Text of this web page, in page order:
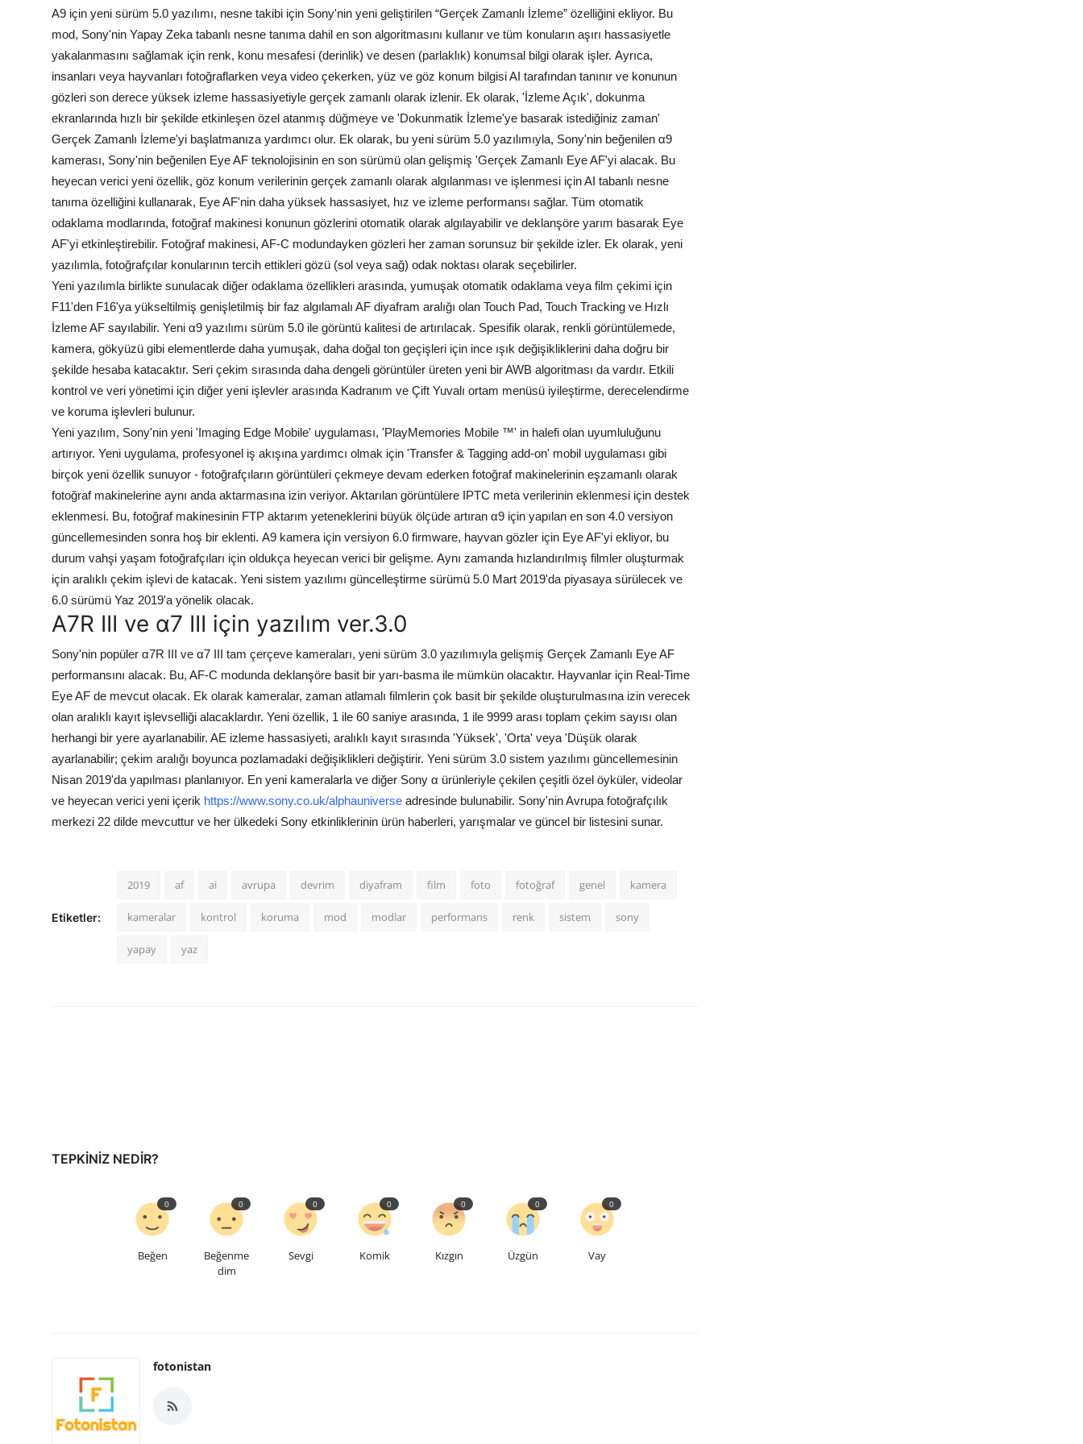
Α9 için yeni sürüm 5.0 yazılımı, nesne takibi için Sony'nin yeni geliştirilen “Gerçek Zamanlı İzleme” özelliğini ekliyor. Bu
mod, Sony'nin Yapay Zeka tabanlı nesne tanıma dahil en son algoritmasını kullanır ve tüm konuların aşırı hassasiyetle
yakalanmasını sağlamak için renk, konu mesafesi (derinlik) ve desen (parlaklık) konumsal bilgi olarak işler. Ayrıca,
insanları veya hayvanları fotoğraflarken veya video çekerken, yüz ve göz konum bilgisi AI tarafından tanınır ve konunun
gözleri son derece yüksek izleme hassasiyetiyle gerçek zamanlı olarak izlenir. Ek olarak, 'İzleme Açık', dokunma
ekranlarında hızlı bir şekilde etkinleşen özel atanmış düğmeye ve 'Dokunmatik İzleme'ye basarak istediğiniz zaman'
Gerçek Zamanlı İzleme'yi başlatmanıza yardımcı olur. Ek olarak, bu yeni sürüm 5.0 yazılımıyla, Sony'nin beğenilen α9
kamerası, Sony'nin beğenilen Eye AF teknolojisinin en son sürümü olan gelişmiş 'Gerçek Zamanlı Eye AF'yi alacak. Bu
heyecan verici yeni özellik, göz konum verilerinin gerçek zamanlı olarak algılanması ve işlenmesi için AI tabanlı nesne
tanıma özelliğini kullanarak, Eye AF'nin daha yüksek hassasiyet, hız ve izleme performansı sağlar. Tüm otomatik
odaklama modlarında, fotoğraf makinesi konunun gözlerini otomatik olarak algılayabilir ve deklanşöre yarım basarak Eye
AF'yi etkinleştirebilir. Fotoğraf makinesi, AF-C modundayken gözleri her zaman sorunsuz bir şekilde izler. Ek olarak, yeni
yazılımla, fotoğrafçılar konularının tercih ettikleri gözü (sol veya sağ) odak noktası olarak seçebilirler.
Yeni yazılımla birlikte sunulacak diğer odaklama özellikleri arasında, yumuşak otomatik odaklama veya film çekimi için
F11'den F16'ya yükseltilmiş genişletilmiş bir faz algılamalı AF diyafram aralığı olan Touch Pad, Touch Tracking ve Hızlı
İzleme AF sayılabilir. Yeni α9 yazılımı sürüm 5.0 ile görüntü kalitesi de artırılacak. Spesifik olarak, renkli görüntülemede,
kamera, gökyüzü gibi elementlerde daha yumuşak, daha doğal ton geçişleri için ince ışık değişikliklerini daha doğru bir
şekilde hesaba katacaktır. Seri çekim sırasında daha dengeli görüntüler üreten yeni bir AWB algoritması da vardır. Etkili
kontrol ve veri yönetimi için diğer yeni işlevler arasında Kadranım ve Çift Yuvalı ortam menüsü iyileştirme, derecelendirme
ve koruma işlevleri bulunur.
Yeni yazılım, Sony'nin yeni 'Imaging Edge Mobile' uygulaması, 'PlayMemories Mobile ™' in halefi olan uyumluluğunu
artırıyor. Yeni uygulama, profesyonel iş akışına yardımcı olmak için 'Transfer & Tagging add-on' mobil uygulaması gibi
birçok yeni özellik sunuyor - fotoğrafçıların görüntüleri çekmeye devam ederken fotoğraf makinelerinin eşzamanlı olarak
fotoğraf makinelerine aynı anda aktarmasına izin veriyor. Aktarılan görüntülere IPTC meta verilerinin eklenmesi için destek
eklenmesi. Bu, fotoğraf makinesinin FTP aktarım yeteneklerini büyük ölçüde artıran α9 için yapılan en son 4.0 versiyon
güncellemesinden sonra hoş bir eklenti. Α9 kamera için versiyon 6.0 firmware, hayvan gözler için Eye AF'yi ekliyor, bu
durum vahşi yaşam fotoğrafçıları için oldukça heyecan verici bir gelişme. Aynı zamanda hızlandırılmış filmler oluşturmak
için aralıklı çekim işlevi de katacak. Yeni sistem yazılımı güncelleştirme sürümü 5.0 Mart 2019'da piyasaya sürülecek ve
6.0 sürümü Yaz 2019'a yönelik olacak.
Α7R III ve α7 III için yazılım ver.3.0
Sony'nin popüler α7R III ve α7 III tam çerçeve kameraları, yeni sürüm 3.0 yazılımıyla gelişmiş Gerçek Zamanlı Eye AF
performansını alacak. Bu, AF-C modunda deklanşöre basit bir yarı-basma ile mümkün olacaktır. Hayvanlar için Real-Time
Eye AF de mevcut olacak. Ek olarak kameralar, zaman atlamalı filmlerin çok basit bir şekilde oluşturulmasına izin verecek
olan aralıklı kayıt işlevselliği alacaklardır. Yeni özellik, 1 ile 60 saniye arasında, 1 ile 9999 arası toplam çekim sayısı olan
herhangi bir yere ayarlanabilir. AE izleme hassasiyeti, aralıklı kayıt sırasında 'Yüksek', 'Orta' veya 'Düşük olarak
ayarlanabilir; çekim aralığı boyunca pozlamadaki değişiklikleri değiştirir. Yeni sürüm 3.0 sistem yazılımı güncellemesinin
Nisan 2019'da yapılması planlanıyor. En yeni kameralarla ve diğer Sony α ürünleriyle çekilen çeşitli özel öyküler, videolar
ve heyecan verici yeni içerik https://www.sony.co.uk/alphauniverse adresinde bulunabilir. Sony'nin Avrupa fotoğrafçılık
merkezi 22 dilde mevcuttur ve her ülkedeki Sony etkinliklerinin ürün haberleri, yarışmalar ve güncel bir listesini sunar.
Etiketler:
2019 af ai avrupa devrim diyafram film foto fotoğraf genel kamera
kameralar kontrol koruma mod modlar performans renk sistem sony
yapay yaz
TEPKINIZ NEDIR?
Beğen
0
Beğenme
dim
0
Sevgi
0
Komik
0
Kızgın
0
Üzgün
0
Vay
0
fotonistan